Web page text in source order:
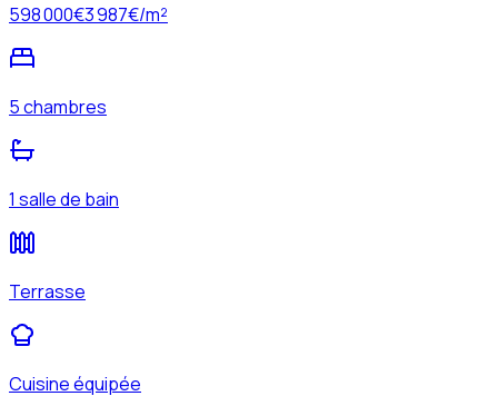
598 000€3 987€/m²
5 chambres
1 salle de bain
Terrasse
Cuisine équipée